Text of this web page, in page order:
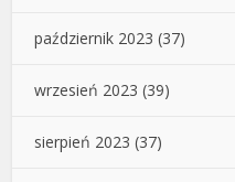
październik 2023 (37)
wrzesień 2023 (39)
sierpień 2023 (37)